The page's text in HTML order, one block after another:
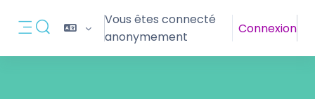
Panneau latéral
Activer/désactiver la saisie de recherche
Vous êtes connecté
anonymement
Connexion